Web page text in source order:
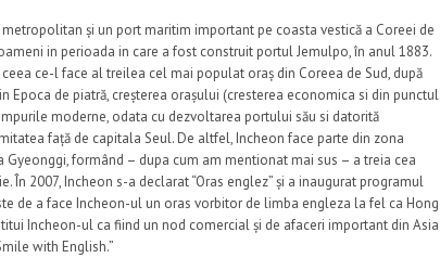
metropolitan și un port maritim important pe coasta vestică a Coreei de
in perioada in care a fost construit portul Jemulpo, în anul 1883.
ce-l face al treilea cel mai populat oraș din Coreea de Sud, după
Epoca de piatră, creșterea orașului (cresterea economica si din punctul
moderne, odata cu dezvoltarea portului său si datorită
față de capitala Seul. De altfel, Incheon face parte din zona
formând – dupa cum am mentionat mai sus – a treia cea
2007, Incheon s-a declarat “Oras englez” și a inaugurat programul
de a face Incheon-ul un oras vorbitor de limba engleza la fel ca Hong
Incheon-ul ca fiind un nod comercial și de afaceri important din Asia
with English.”